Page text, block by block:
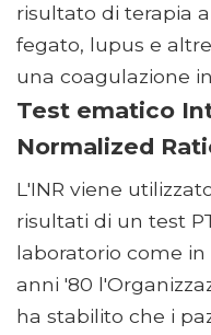
risultato di terapia
fegato, lupus e
una coagulazione
Test ematico
Normalized
L'INR viene
risultati di un test
laboratorio come
anni '80
ha stabilito che i